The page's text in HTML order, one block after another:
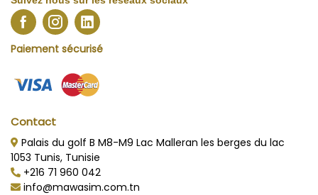
Paiement sécurisé
Contact
Palais du golf B M8-M9 Lac Malleran les berges du lac
1053 Tunis, Tunisie
+216 71 960 042
info@mawasim.com.tn